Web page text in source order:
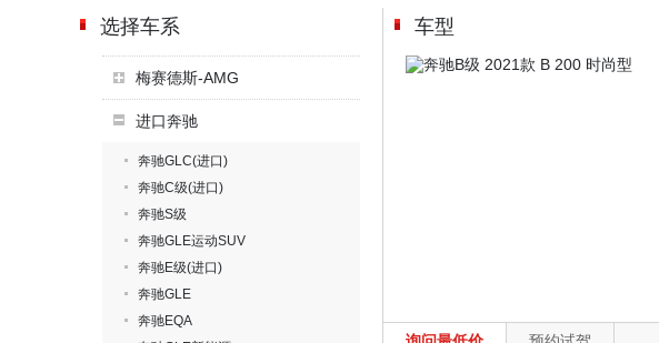
选择车系
梅赛德斯-AMG
进口奔驰
奔驰GLC(进口)
奔驰C级(进口)
奔驰S级
奔驰GLE运动SUV
奔驰E级(进口)
奔驰GLE
奔驰EQA
车型